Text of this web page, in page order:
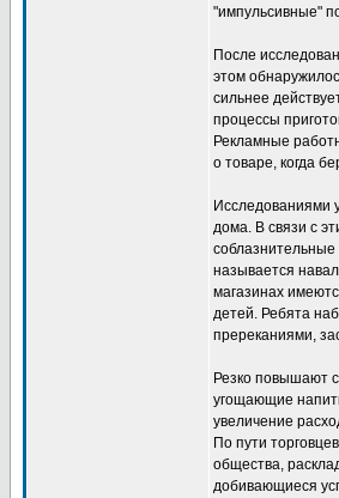
"импульсивные"
После
этом
сильнее
процессы
Рекламные
о товаре, когда
Исследованиями
дома. В связи с
называется
магазинах
детей. Ребята
пререканиями,
Резко повышают
угощающие
увеличение
По пути
общества,
добивающиеся